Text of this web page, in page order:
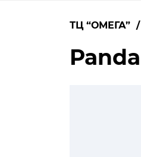
ТЦ “ОМЕГА” /
Panda